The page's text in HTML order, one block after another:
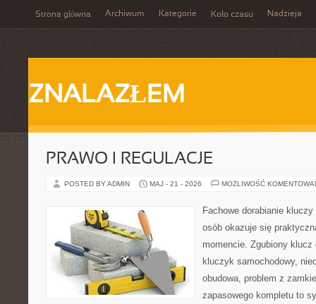
Strona główna Archiwum Kategorie Koło czasu Nadzieja
ZNALAZŁEM
PRAWO I REGULACJE
POSTED BY ADMIN MAJ - 21 - 2026 MOŻLIWOŚĆ
Fachowe dorabianie
osób okazuje się
momencie. Zgubiony
kluczyk samochodowy,
obudowa, problem z
zapasowego kompletu to